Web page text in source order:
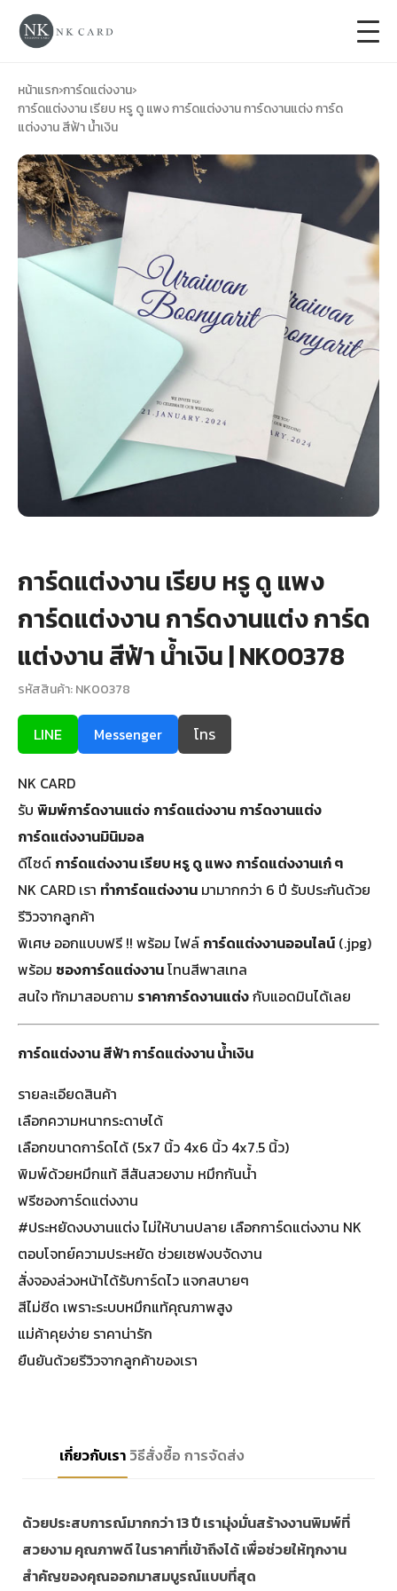
การ์ดแต่งงาน
ของชำร่วยงานแต่ง
ของรับไหว้ +
ป้ายของชำร่วยงานแต่ง +
การ์ดงานบวช
การ์ดขึ้นบ้านใหม่
ซองเปล่า
รับพิมพ์หน้าซอง +
Wax Seal Sticker | สติกเกอร์ตราครั่งปิดซอง
การ์ดแต่งงานออนไลน์
บทความ
หน้าแรก›การ์ดแต่งงาน›
การ์ดแต่งงาน เรียบ หรู ดู แพง การ์ดแต่งงาน การ์ดงานแต่ง การ์ด
แต่งงาน สีฟ้า น้ำเงิน
การ์ดแต่งงาน เรียบ หรู ดู แพง
การ์ดแต่งงาน การ์ดงานแต่ง การ์ด
แต่งงาน สีฟ้า น้ำเงิน | NK00378
รหัสสินค้า: NK00378
LINE Messenger โทร
NK CARD
รับ พิมพ์การ์ดงานแต่ง การ์ดแต่งงาน การ์ดงานแต่ง
การ์ดแต่งงานมินิมอล
ดีไซด์ การ์ดแต่งงาน เรียบ หรู ดู แพง การ์ดแต่งงานเก๋ ๆ
NK CARD เรา ทำการ์ดแต่งงาน มามากกว่า 6 ปี รับประกันด้วย
รีวิวจากลูกค้า
พิเศษ ออกแบบฟรี !! พร้อม ไฟล์ การ์ดแต่งงานออนไลน์ (.jpg)
พร้อม ซองการ์ดแต่งงานโทนสีพาสเทล
สนใจ ทักมาสอบถาม ราคาการ์ดงานแต่งกับแอดมินได้เลย
การ์ดแต่งงาน สีฟ้า การ์ดแต่งงาน น้ำเงิน
รายละเอียดสินค้า
เลือกความหนากระดาษได้
เลือกขนาดการ์ดได้ (5x7 นิ้ว 4x6 นิ้ว 4x7.5 นิ้ว)
พิมพ์ด้วยหมึกแท้ สีสันสวยงาม หมึกกันน้ำ
ฟรีซองการ์ดแต่งงาน
#ประหยัดงบงานแต่ง ไม่ให้บานปลาย เลือกการ์ดแต่งงาน NK
ตอบโจทย์ความประหยัด ช่วยเซฟงบจัดงาน
สั่งจองล่วงหน้าได้รับการ์ดไว แจกสบายๆ
สีไม่ซีด เพราะระบบหมึกแท้คุณภาพสูง
แม่ค้าคุยง่าย ราคาน่ารัก
ยืนยันด้วยรีวิวจากลูกค้าของเรา
เกี่ยวกับเรา วิธีสั่งซื้อ การจัดส่ง
ด้วยประสบการณ์มากกว่า 13 ปี เรามุ่งมั่นสร้างงานพิมพ์ที่
สวยงาม คุณภาพดี ในราคาที่เข้าถึงได้ เพื่อช่วยให้ทุกงาน
สำคัญของคุณออกมาสมบูรณ์แบบที่สุด